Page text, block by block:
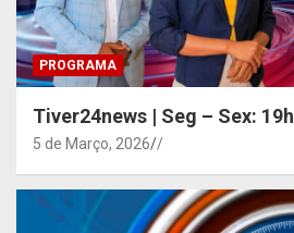
PROGRAMA
Tiver24news | Seg – Sex: 19h
5 de Março, 2026 /